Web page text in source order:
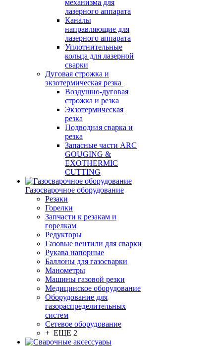
механизма для
лазерного аппарата
Каналы
направляющие для
лазерного аппарата
Уплотнительные
кольца для лазерной
сварки
Дуговая строжка и
экзотермическая резка
Воздушно-дуговая
строжка и резка
Экзотермическая
резка
Подводная сварка и
резка
Запасные части ARC
GOUGING &
EXOTHERMIC
CUTTING
Газосварочное оборудование
Резаки
Горелки
Запчасти к резакам и
горелкам
Редукторы
Газовые вентили для сварки
Рукава напорные
Баллоны для газосварки
Манометры
Машины газовой резки
Медицинское оборудование
Оборудование для
газораспределительных
систем
Сетевое оборудование
+ ЕЩЕ 2